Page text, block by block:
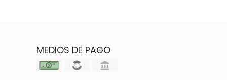
MEDIOS DE PAGO